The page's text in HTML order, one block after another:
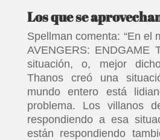
Los que se
Spellman comenta: “En el
AVENGERS: ENDGAME
situación, o, mejor
Thanos creó una
mundo entero está
problema. Los villanos
respondiendo a esa
están respondiendo